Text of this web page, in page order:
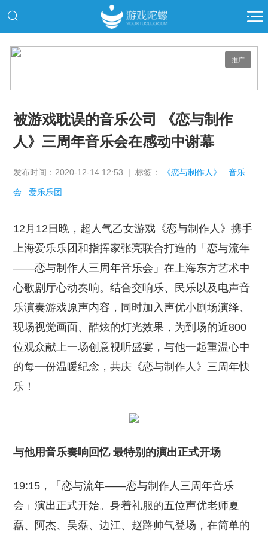
推广
被游戏耽误的音乐公司 《恋与制作
人》三周年音乐会在感动中谢幕
发布时间：2020-12-14 12:53 | 标签： 《恋与制作人》 音乐
会 爱乐乐团
12月12日晚，超人气乙女游戏《恋与制作人》携手
上海爱乐乐团和指挥家张亮联合打造的「恋与流年
——恋与制作人三周年音乐会」在上海东方艺术中
心歌剧厅心动奏响。结合交响乐、民乐以及电声音
乐演奏游戏原声内容，同时加入声优小剧场演绎、
现场视觉画面、酷炫的灯光效果，为到场的近800
位观众献上一场创意视听盛宴，与他一起重温心中
的每一份温暖纪念，共庆《恋与制作人》三周年快
乐！
与他用音乐奏响回忆 最特别的演出正式开场
19:15，「恋与流年——恋与制作人三周年音乐
会」演出正式开始。身着礼服的五位声优老师夏
磊、阿杰、吴磊、边江、赵路帅气登场，在简单的